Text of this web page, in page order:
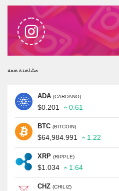
مشاهده همه
ADA (CARDANO)
$0.201 0.61
BTC (BITCOIN)
$64,984.991 1.22
XRP (RIPPLE)
$1.034 1.64
CHZ (CHILIZ)